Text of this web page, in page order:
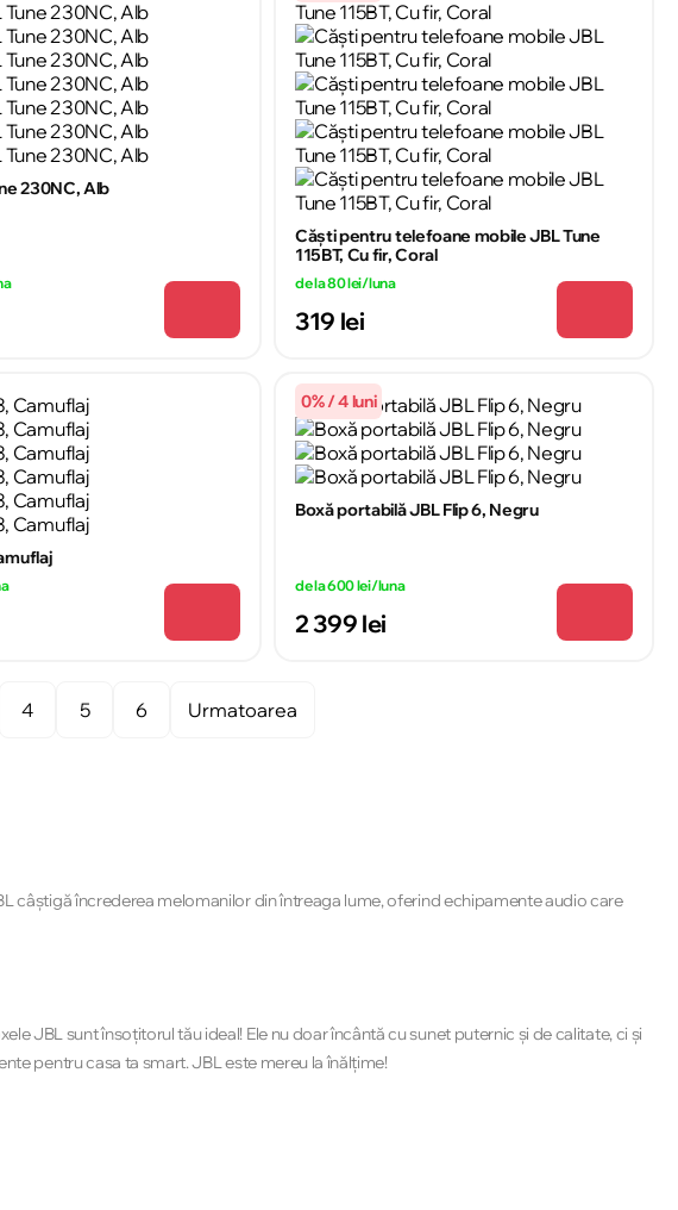
230NC, Alb
Căști pentru telefoane mobile JBL Tune
115BT, Cu fir, Coral
de la 80 lei/luna
319 lei
0% / 4 luni
Boxă portabilă JBL Flip 6, Negru
de la 600 lei/luna
2 399 lei
4 5 6 Urmatoarea
câștigă încrederea melomanilor din întreaga lume, oferind echipamente audio care
JBL sunt însoțitorul tău ideal! Ele nu doar încântă cu sunet puternic și de calitate, ci și
pentru casa ta smart. JBL este mereu la înălțime!